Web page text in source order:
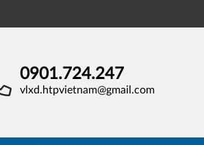
0901.724.247
vlxd.htpvietnam@gmail.com